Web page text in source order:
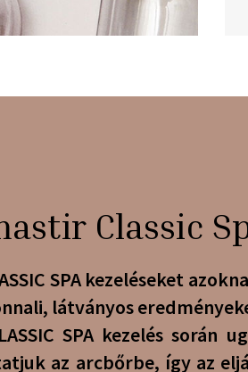
Classic
SPA kezeléseket
látványos
SPA kezelés során
az arcbőrbe, így az